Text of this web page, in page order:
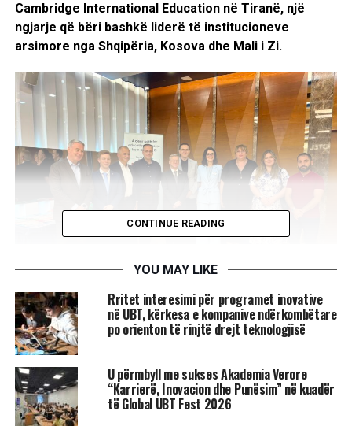
Cambridge International Education në Tiranë, një
ngjarje që bëri bashkë liderë të institucioneve
arsimore nga Shqipëria, Kosova dhe Mali i Zi.
Delegacioni i UBT-së, i kryesuar nga Rektori Prof. Dr.
Edmond Hajrizi, zhvilloi takime dhe diskutime me
përfaqësues të Cambridge International Education dhe
partnerë rajonalë, duke shkëmbyer përvoja dhe ide mbi
zhvillimet më të reja në programet ndërkombëtare të
CONTINUE READING
YOU MAY LIKE
Rritet interesimi për programet inovative
në UBT, kërkesa e kompanive ndërkombëtare
po orienton të rinjtë drejt teknologjisë
U përmbyll me sukses Akademia Verore
“Karrierë, Inovacion dhe Punësim” në kuadër
të Global UBT Fest 2026